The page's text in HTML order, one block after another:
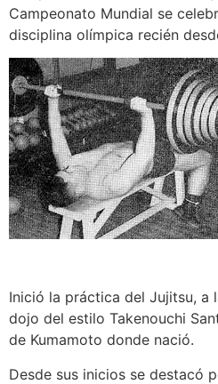
Campeonato Mundial se
disciplina olímpica recién
Inició la práctica del Jujitsu, a
dojo del estilo Takenouchi
de Kumamoto donde nació.
Desde sus inicios se destacó